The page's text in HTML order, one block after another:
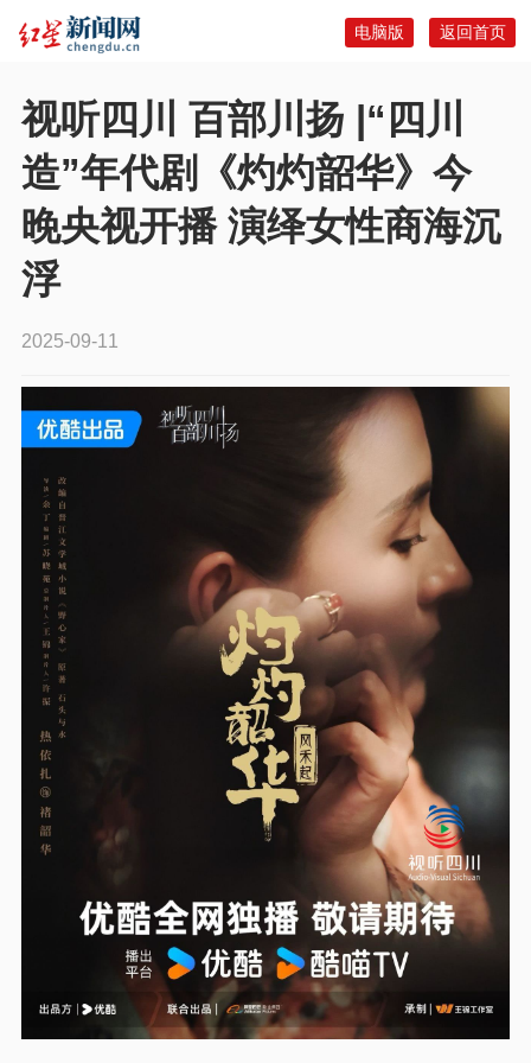
返回首页
电脑版
视听四川 百部川扬 |“四川
造”年代剧《灼灼韶华》今
晚央视开播 演绎女性商海沉
浮
2025-09-11